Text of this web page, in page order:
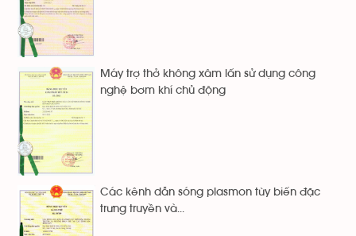
Máy trợ thở không xâm lấn sử dụng công
nghệ bơm khí chủ động
Các kênh dẫn sóng plasmon tùy biến đặc
trưng truyền và...